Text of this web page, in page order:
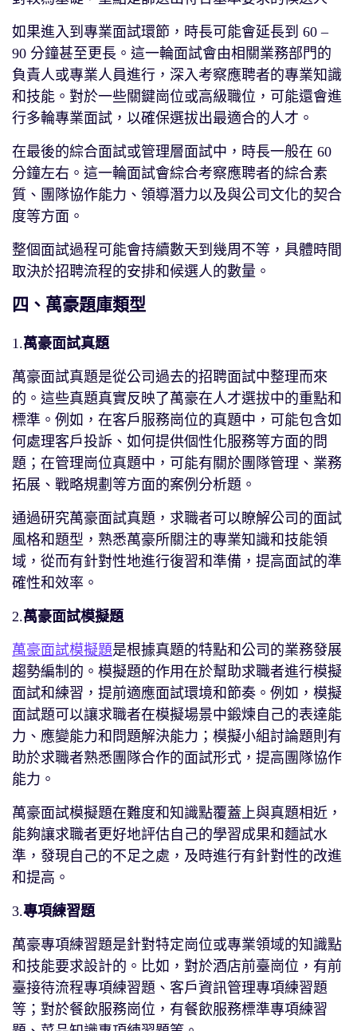
如果進入到專業面試環節，時長可能會延長到 60 –
90 分鐘甚至更長。這一輪面試會由相關業務部門的
負責人或專業人員進行，深入考察應聘者的專業知識
和技能。對於一些關鍵崗位或高級職位，可能還會進
行多輪專業面試，以確保選拔出最適合的人才。
在最後的綜合面試或管理層面試中，時長一般在 60
分鐘左右。這一輪面試會綜合考察應聘者的綜合素
質、團隊協作能力、領導潛力以及與公司文化的契合
度等方面。
整個面試過程可能會持續數天到幾周不等，具體時間
取決於招聘流程的安排和候選人的數量。
四、萬豪題庫類型
1.萬豪面試真題
萬豪面試真題是從公司過去的招聘面試中整理而來
的。這些真題真實反映了萬豪在人才選拔中的重點和
標準。例如，在客戶服務崗位的真題中，可能包含如
何處理客戶投訴、如何提供個性化服務等方面的問
題；在管理崗位真題中，可能有關於團隊管理、業務
拓展、戰略規劃等方面的案例分析題。
通過研究萬豪面試真題，求職者可以瞭解公司的面試
風格和題型，熟悉萬豪所關注的專業知識和技能領
域，從而有針對性地進行復習和準備，提高面試的準
確性和效率。
2.萬豪面試模擬題
萬豪面試模擬題是根據真題的特點和公司的業務發展
趨勢編制的。模擬題的作用在於幫助求職者進行模擬
面試和練習，提前適應面試環境和節奏。例如，模擬
面試題可以讓求職者在模擬場景中鍛煉自己的表達能
力、應變能力和問題解決能力；模擬小組討論題則有
助於求職者熟悉團隊合作的面試形式，提高團隊協作
能力。
萬豪面試模擬題在難度和知識點覆蓋上與真題相近，
能夠讓求職者更好地評估自己的學習成果和麵試水
準，發現自己的不足之處，及時進行有針對性的改進
和提高。
3.專項練習題
萬豪專項練習題是針對特定崗位或專業領域的知識點
和技能要求設計的。比如，對於酒店前臺崗位，有前
臺接待流程專項練習題、客戶資訊管理專項練習題
等；對於餐飲服務崗位，有餐飲服務標準專項練習